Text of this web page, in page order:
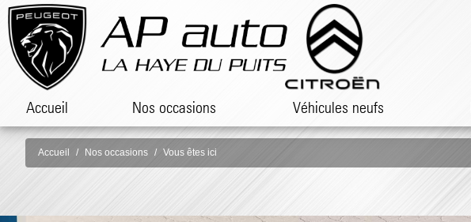
Accueil Nos occasions Véhicules neufs
Accueil Nos occasions Vous êtes ici